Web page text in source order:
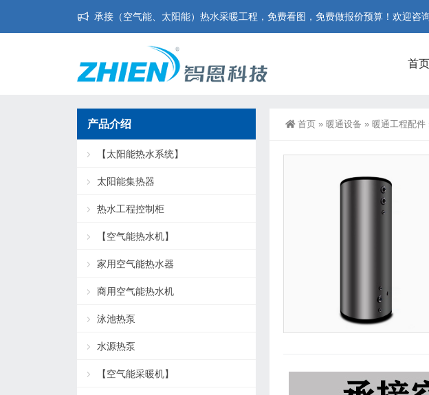
承接（空气能、太阳能）热水采暖工程，免费看图，免费做报价预算！欢迎咨
首页
首页 » 暖通设备 » 暖通工程配件
产品介绍
【太阳能热水系统】
太阳能集热器
热水工程控制柜
【空气能热水机】
家用空气能热水器
商用空气能热水机
泳池热泵
水源热泵
【空气能采暖机】